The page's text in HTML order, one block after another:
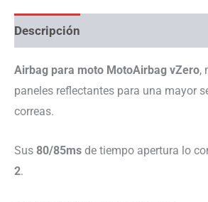
Descripción
Airbag para moto MotoAirbag vZero,
paneles reflectantes para una mayor
correas.
Sus 80/85ms de tiempo apertura lo
2.